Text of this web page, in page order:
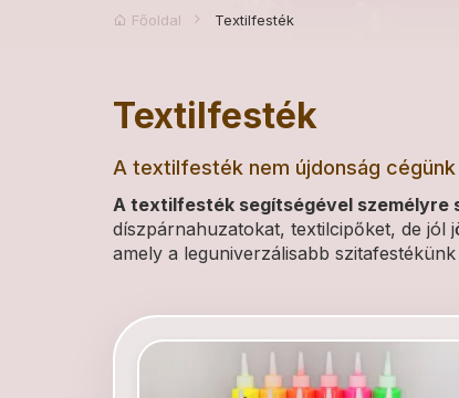
Főoldal Textilfesték
Textilfesték
A textilfesték nem újdonság
A textilfesték segítségével személyre
díszpárnahuzatokat, textilcipőket, de jól
amely a leguniverzálisabb